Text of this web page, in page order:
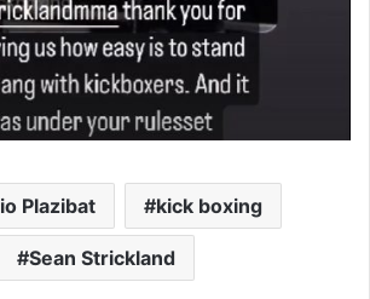
Plazibat kick boxing
Sean Strickland